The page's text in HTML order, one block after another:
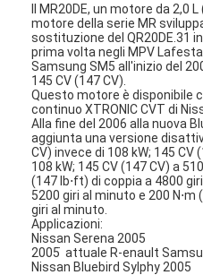
Il MR20DE, un motore da 2,0
motore della serie MR
sostituzione del QR20DE.31
prima volta negli MPV
Samsung SM5 all'inizio del
145 CV (147 CV).
Questo motore è disponibile
continuo XTRONIC CVT di
Alla fine del 2006 alla nuova
aggiunta una versione
CV) invece di 108 kW; 145 CV
108 kW; 145 CV (147 CV) a
(147 lb⋅ft) di coppia a 4800
5200 giri al minuto e 200 N⋅m
giri al minuto.
Applicazioni:
Nissan Serena 2005
2005 ̇ attuale R-enault
Nissan Bluebird Sylphy 2005